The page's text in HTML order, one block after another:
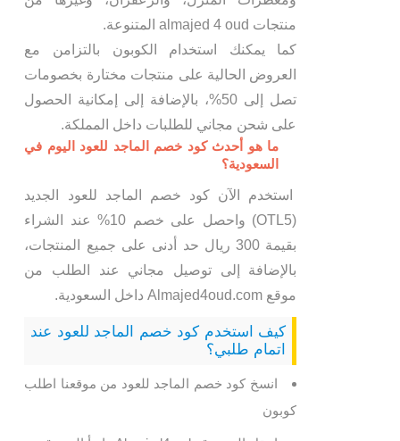
منتجات almajed 4 oud المتنوعة.
كما يمكنك استخدام الكوبون بالتزامن مع
العروض الحالية على منتجات مختارة بخصومات
تصل إلى 50%، بالإضافة إلى إمكانية الحصول
على شحن مجاني للطلبات داخل المملكة.
ما هو أحدث كود خصم الماجد للعود اليوم في
السعودية؟
استخدم الآن كود خصم الماجد للعود الجديد
(OTL5) واحصل على خصم 10% عند الشراء
بقيمة 300 ريال حد أدنى على جميع المنتجات،
بالإضافة إلى توصيل مجاني عند الطلب من
موقع Almajed4oud.com داخل السعودية.
كيف استخدم كود خصم الماجد للعود عند
اتمام طلبي؟
انسخ كود خصم الماجد للعود من موقعنا اطلب
كوبون